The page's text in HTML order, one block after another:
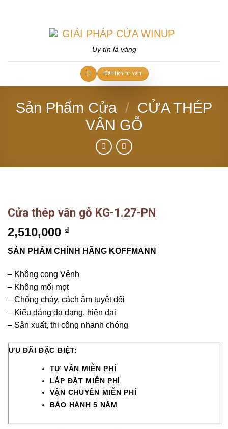
Uy tín là vàng
Đặt lịch tư vấn
Sản Phẩm Cửa / CỬA THÉP
VÂN GỖ
Cửa thép vân gỗ KG-1.27-PN
2,510,000 ₫
SẢN PHẨM CHÍNH HÃNG KOFFMANN
– Không cong Vênh
– Không mối mọt
– Chống cháy, cách âm tuyệt đối
– Kiểu dáng đa dạng, hiện đại
– Sản xuất, thi công nhanh chóng
ƯU ĐÃI ĐẶC BIỆT:
TƯ VẤN MIỄN PHÍ
LẮP ĐẶT MIỄN PHÍ
VẬN CHUYỂN MIỄN PHÍ
BẢO HÀNH 5 NĂM